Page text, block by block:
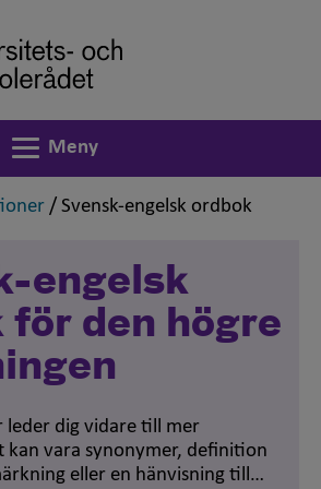
Växla navigering
Meny
,
/ Svensk-engelsk ordbok
engelsk
för den högre
leder dig vidare till mer
vara synonymer, definition
eller en hänvisning till